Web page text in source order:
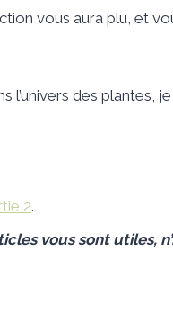
vous aura plu, et
des plantes,
2.
vous sont utiles,